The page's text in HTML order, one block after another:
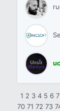
1 2 3 4 5 6 7
70 71 72 73